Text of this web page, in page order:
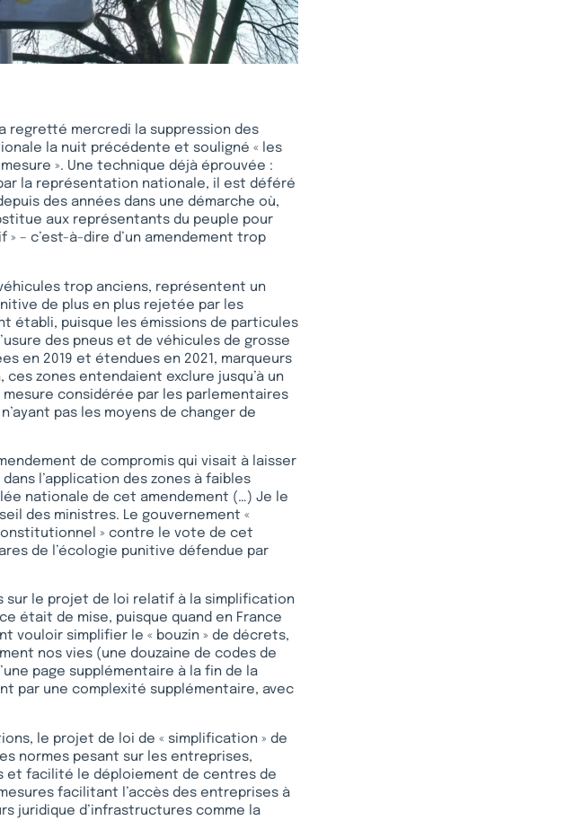
regretté mercredi la suppression des
la nuit précédente et souligné « les
». Une technique déjà éprouvée :
la représentation nationale, il est déféré
des années dans une démarche où,
aux représentants du peuple pour
– c’est-à-dire d’un amendement trop
trop anciens, représentent un
de plus en plus rejetée par les
établi, puisque les émissions de particules
des pneus et de véhicules de grosse
en 2019 et étendues en 2021, marqueurs
zones entendaient exclure jusqu’à un
considérée par les parlementaires
pas les moyens de changer de
de compromis qui visait à laisser
l’application des zones à faibles
nationale de cet amendement (…) Je le
des ministres. Le gouvernement «
» contre le vote de cet
de l’écologie punitive défendue par
sur le projet de loi relatif à la simplification
était de mise, puisque quand en France
vouloir simplifier le « bouzin » de décrets,
nos vies (une douzaine de codes de
page supplémentaire à la fin de la
par une complexité supplémentaire, avec
le projet de loi de « simplification » de
normes pesant sur les entreprises,
et facilité le déploiement de centres de
facilitant l’accès des entreprises à
juridique d’infrastructures comme la